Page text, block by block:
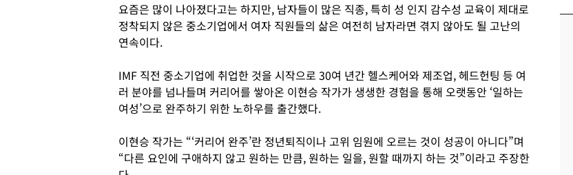
요즘은 많이 나아졌다고는 하지만, 남자들이 많은 직종, 특히 성 인지 감수성 교육이 제대로
정착되지 않은 중소기업에서 여자 직원들의 삶은 여전히 남자라면 겪지 않아도 될 고난의
연속이다.
IMF 직전 중소기업에 취업한 것을 시작으로 30여 년간 헬스케어와 제조업, 헤드헌팅 등 여
러 분야를 넘나들며 커리어를 쌓아온 이현승 작가가 생생한 경험을 통해 오랫동안 ‘일하는
여성’으로 완주하기 위한 노하우를 출간했다.
이현승 작가는 “‘커리어 완주’란 정년퇴직이나 고위 임원에 오르는 것이 성공이 아니다”며
“다른 요인에 구애하지 않고 원하는 만큼, 원하는 일을, 원할 때까지 하는 것”이라고 주장한